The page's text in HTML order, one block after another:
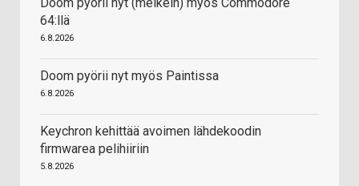
Doom pyörii nyt (melkein) myös Commodore
64:llä
6.8.2026
Doom pyörii nyt myös Paintissa
6.8.2026
Keychron kehittää avoimen lähdekoodin
firmwarea pelihiiriin
5.8.2026